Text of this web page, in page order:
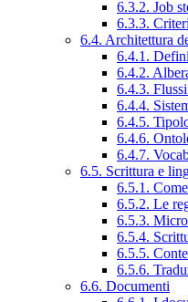
6.3.2. Job
6.3.3.
6.4. Architettura
6.4.1.
6.4.2.
6.4.3.
6.4.4.
6.4.5.
6.4.6.
6.4.7.
6.5. Scrittura e
6.5.1.
6.5.2. Le
6.5.3.
6.5.4.
6.5.5.
6.5.6.
6.6. Documenti